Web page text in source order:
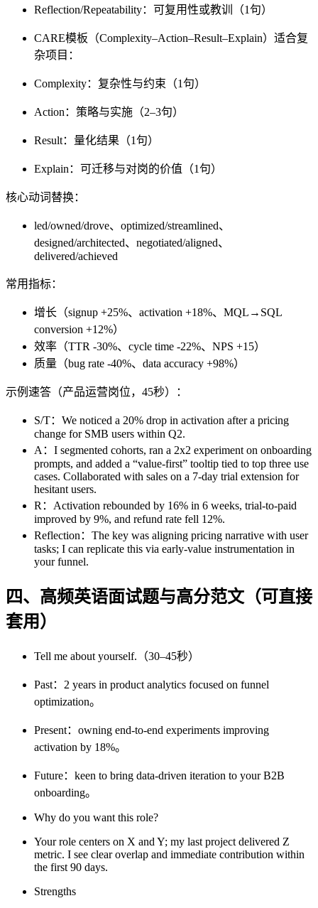
Reflection/Repeatability：可复用性或教训（1句）
CARE模板（Complexity–Action–Result–Explain）适合复
杂项目：
Complexity：复杂性与约束（1句）
Action：策略与实施（2–3句）
Result：量化结果（1句）
Explain：可迁移与对岗的价值（1句）
核心动词替换：
led/owned/drove、optimized/streamlined、
designed/architected、negotiated/aligned、
delivered/achieved
常用指标：
增长（signup +25%、activation +18%、MQL→SQL
conversion +12%）
效率（TTR -30%、cycle time -22%、NPS +15）
质量（bug rate -40%、data accuracy +98%）
示例速答（产品运营岗位，45秒）：
S/T：We noticed a 20% drop in activation after a pricing
change for SMB users within Q2.
A：I segmented cohorts, ran a 2x2 experiment on onboarding
prompts, and added a “value-first” tooltip tied to top three use
cases. Collaborated with sales on a 7-day trial extension for
hesitant users.
R：Activation rebounded by 16% in 6 weeks, trial-to-paid
improved by 9%, and refund rate fell 12%.
Reflection：The key was aligning pricing narrative with user
tasks; I can replicate this via early-value instrumentation in
your funnel.
四、高频英语面试题与高分范文（可直接
套用）
Tell me about yourself.（30–45秒）
Past：2 years in product analytics focused on funnel
optimization。
Present：owning end-to-end experiments improving
activation by 18%。
Future：keen to bring data-driven iteration to your B2B
onboarding。
Why do you want this role?
Your role centers on X and Y; my last project delivered Z
metric. I see clear overlap and immediate contribution within
the first 90 days.
Strengths